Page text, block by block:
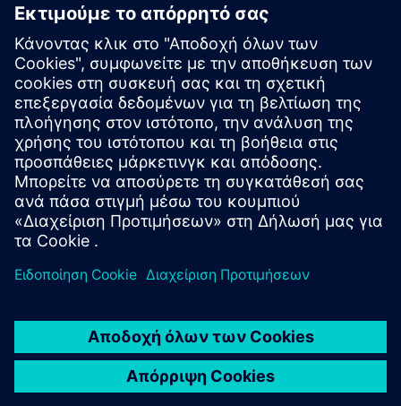
Drivetrain Analyzer Edge​
Monitor and analyze data from your SINAMICS drives
in real time using AI. Drivetrain Analyzer Edge
increases system availability and optimizes energy
consumption.